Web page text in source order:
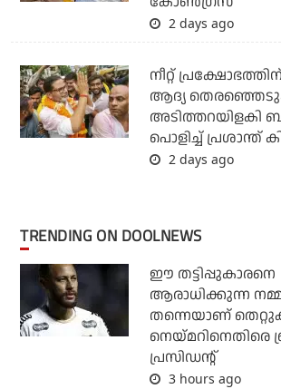
2 days ago
നീറ്റ്
ആദ്യ
അടിത്തറയിളകി
പൊളിച്ച് പ്രശാന്ത്
2 days ago
TRENDING ON DOOLNEWS
ഈ തട്ടിപ്പുകാരനെ
ആരാധിക്കുന്ന
തന്നെയാണ്
നെയ്മറിനെതിരെ
പ്രസിഡന്റ്
3 hours ago